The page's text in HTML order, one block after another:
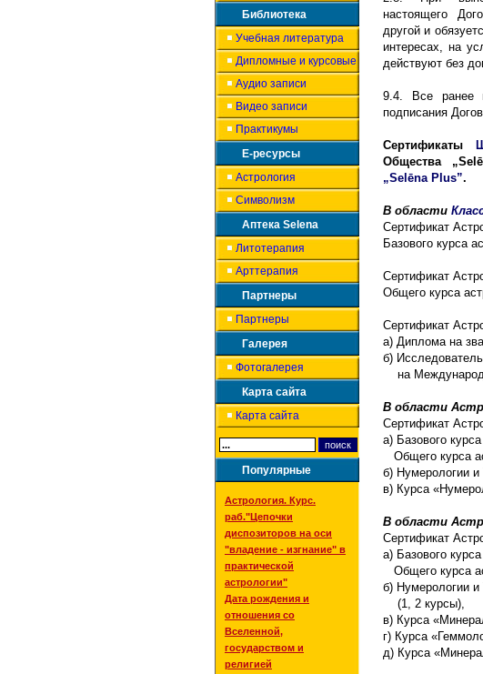
Библиотека
Учебная литература
Дипломные и курсовые
Аудио записи
Видео записи
Практикумы
Е-ресурсы
Астрология
Символизм
Аптека Selena
Литотерапия
Арттерапия
Партнеры
Партнеры
Галерея
Фотогалерея
Карта сайта
Карта сайта
Популярные
Астрология. Курс.
раб."Цепочки
диспозиторов на оси
"владение - изгнание" в
практической
астрологии"
Дата рождения и
отношения со
Вселенной,
государством и
религией
настоящего
другой и
интересах, на
действуют без
9.4. Все ранее
подписания
Сертификаты
Общества
„Selēna Plus”.
В области
Сертификат
Базового курса
Сертификат
Общего курса
Сертификат
а) Диплома на
б)
на
В области
Сертификат
а) Базового
Общего курса
б) Нумерологии и
в) Курса
В области
Сертификат
а) Базового
Общего курса
б) Нумерологии и
(1, 2 курсы),
в) Курса
г) Курса
д) Курса